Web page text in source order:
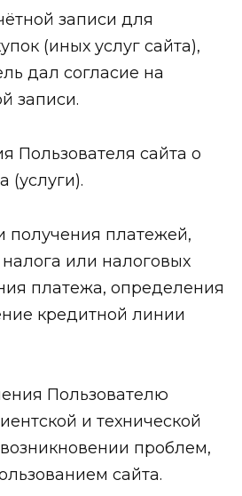
записи для
(иных услуг сайта),
дал согласие на
записи.
Пользователя сайта о
(услуги).
получения платежей,
или налоговых
платежа, определения
кредитной линии
Пользователю
и технической
проблем,
сайта.